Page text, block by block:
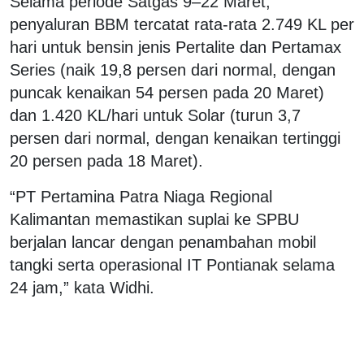
penyaluran BBM tercatat rata-rata 2.749 KL per
hari untuk bensin jenis Pertalite dan Pertamax
Series (naik 19,8 persen dari normal, dengan
puncak kenaikan 54 persen pada 20 Maret)
dan 1.420 KL/hari untuk Solar (turun 3,7
persen dari normal, dengan kenaikan tertinggi
20 persen pada 18 Maret).
“PT Pertamina Patra Niaga Regional
Kalimantan memastikan suplai ke SPBU
berjalan lancar dengan penambahan mobil
tangki serta operasional IT Pontianak selama
24 jam,” kata Widhi.